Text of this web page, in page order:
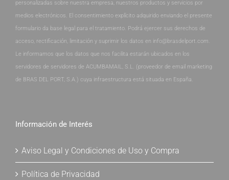
personalizadas sobre nuestra empresa, nuestros productos y servicios por
medios electrónicos. El consentimiento explícito adquirido enviando el presente
formulario da base legal para el tratamiento. Podrá ejercer sus derechos de
acceso, rectificación, limitación y suprimir los datos en info@brasdelport.com.
Le informamos que los datos que nos facilita estarán ubicados en los
servidores de servidores de ACUMBAMAIL, S.L. (proveedor de email marketing
de BRAS DEL PORT, S.A.) cuya infraestructura está situada en España.
Información de Interés
Aviso Legal y Condiciones de Uso y Compra
Política de Privacidad